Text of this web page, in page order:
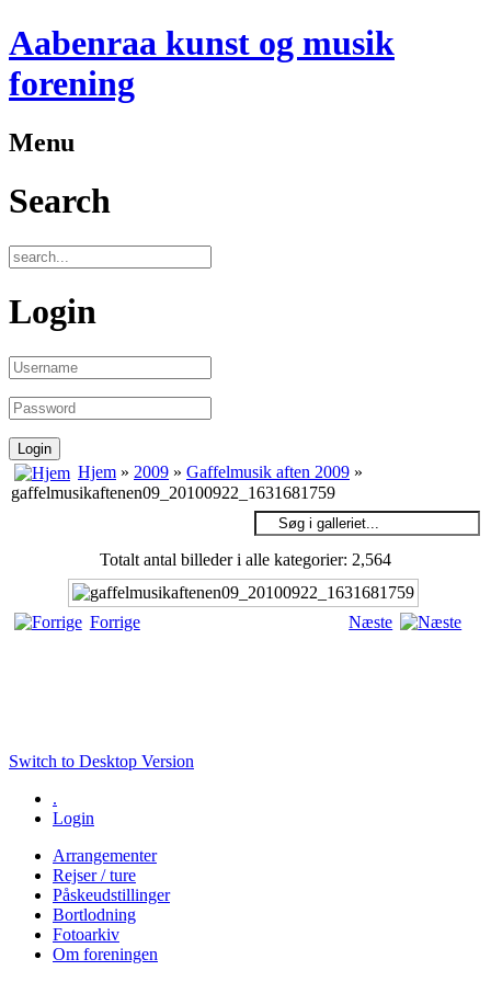
Aabenraa kunst og musik
forening
Menu
Search
Login
Hjem » 2009 » Gaffelmusik aften 2009 »
gaffelmusikaftenen09_20100922_1631681759
Totalt antal billeder i alle kategorier: 2,564
Forrige Næste
Switch to Desktop Version
.
Login
Arrangementer
Rejser / ture
Påskeudstillinger
Bortlodning
Fotoarkiv
Om foreningen